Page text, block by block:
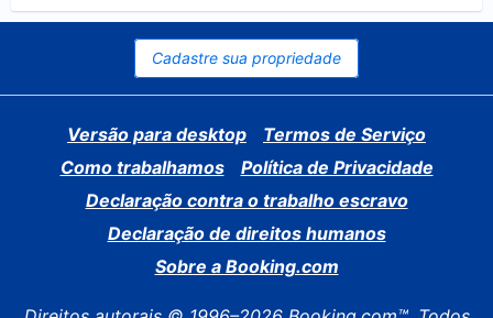
Cadastre sua propriedade
Versão para desktop
Termos de Serviço
Como trabalhamos
Política de Privacidade
Declaração contra o trabalho escravo
Declaração de direitos humanos
Sobre a Booking.com